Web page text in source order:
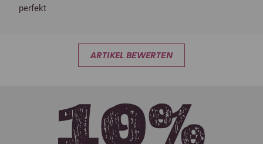
perfekt
ARTIKEL BEWERTEN